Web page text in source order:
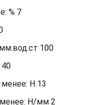
% 7
100
H 13
менее: Н/мм 2